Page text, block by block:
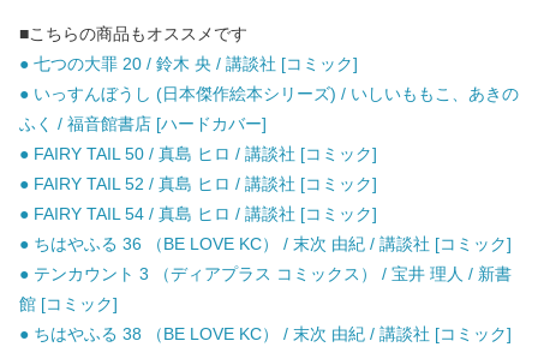
■こちらの商品もオススメです
● 七つの大罪 20 / 鈴木 央 / 講談社 [コミック]
● いっすんぼうし (日本傑作絵本シリーズ) / いしいももこ、あきの
ふく / 福音館書店 [ハードカバー]
● FAIRY TAIL 50 / 真島 ヒロ / 講談社 [コミック]
● FAIRY TAIL 52 / 真島 ヒロ / 講談社 [コミック]
● FAIRY TAIL 54 / 真島 ヒロ / 講談社 [コミック]
● ちはやふる 36 （BE LOVE KC） / 末次 由紀 / 講談社 [コミック]
● テンカウント 3 （ディアプラス コミックス） / 宝井 理人 / 新書
館 [コミック]
● ちはやふる 38 （BE LOVE KC） / 末次 由紀 / 講談社 [コミック]